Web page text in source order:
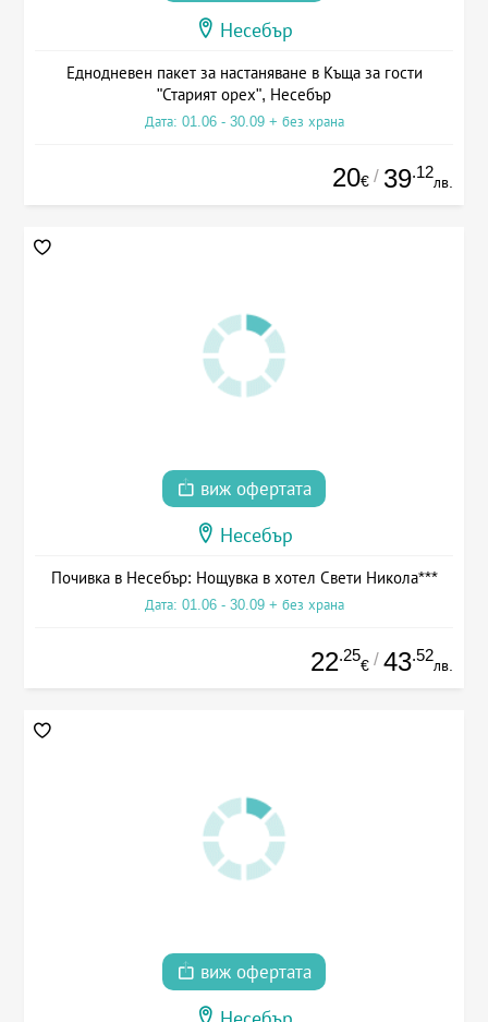
Несебър
Еднодневен пакет за настаняване в Къща за гости
"Старият орех", Несебър
Дата: 01.06 - 30.09 + без храна
20€ / 39.12
лв.
виж офертата
Несебър
Почивка в Несебър: Нощувка в хотел Свети Никола***
Дата: 01.06 - 30.09 + без храна
22.25
€ / 43.52
лв.
виж офертата